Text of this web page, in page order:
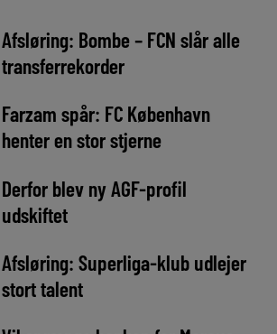
Afsløring: Bombe – FCN slår alle
transferrekorder
Farzam spår: FC København
henter en stor stjerne
Derfor blev ny AGF-profil
udskiftet
Afsløring: Superliga-klub udlejer
stort talent